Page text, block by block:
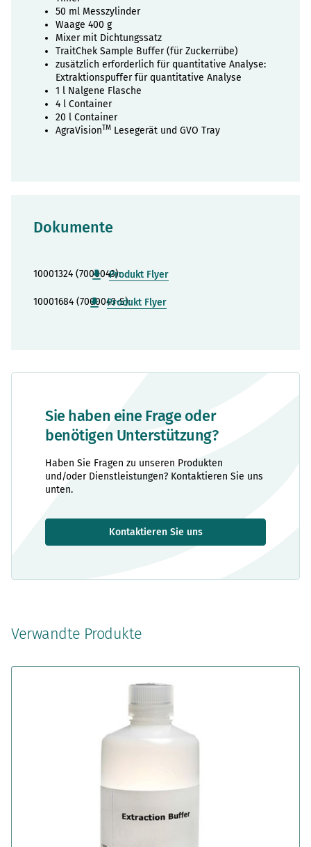
Sie haben eine Frage oder
benötigen Unterstützung?
Haben Sie Fragen zu unseren Produkten
und/oder Dienstleistungen? Kontaktieren Sie uns
unten.
Kontaktieren Sie uns
50 ml Messzylinder
Waage 400 g
Mixer mit Dichtungssatz
TraitChek Sample Buffer (für Zuckerrübe)
zusätzlich erforderlich für quantitative Analyse:
Extraktionspuffer für quantitative Analyse
1 l Nalgene Flasche
4 l Container
20 l Container
AgraVisionTM Lesegerät und GVO Tray
Dokumente
10001324 (7000043):Produkt Flyer
10001684 (7000043-S):Produkt Flyer
Verwandte Produkte